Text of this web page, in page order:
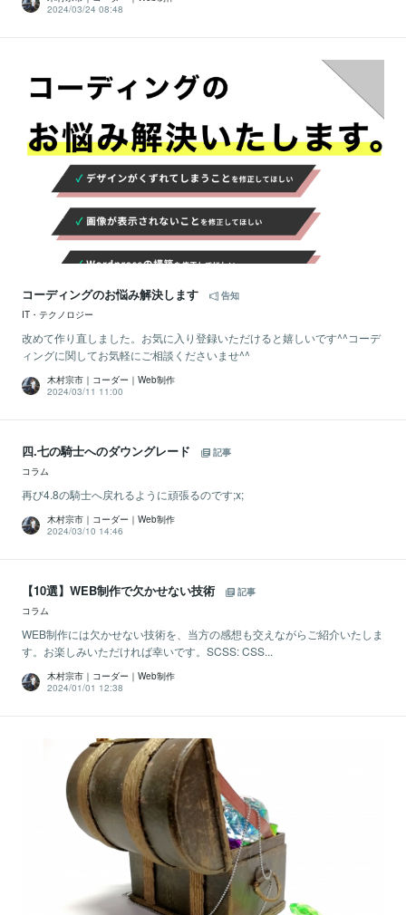
2024/03/24 08:48
コーディングのお悩み解決します
告知
IT・テクノロジー
改めて作り直しました。お気に入り登録いただけると嬉しいです^^コーデ
ィングに関してお気軽にご相談くださいませ^^
木村宗市｜コーダー｜Web制作
2024/03/11 11:00
四.七の騎士へのダウングレード
記事
コラム
再び4.8の騎士へ戻れるように頑張るのです;x;
木村宗市｜コーダー｜Web制作
2024/03/10 14:46
【10選】WEB制作で欠かせない技術
記事
コラム
WEB制作には欠かせない技術を、当方の感想も交えながらご紹介いたしま
す。お楽しみいただければ幸いです。SCSS: CSS...
木村宗市｜コーダー｜Web制作
2024/01/01 12:38